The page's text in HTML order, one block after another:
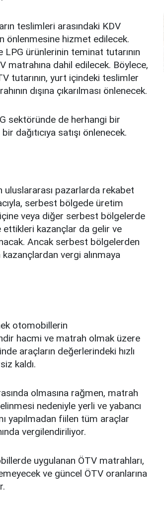
teslimleri arasındaki KDV
önlenmesine hizmet edilecek.
LPG ürünlerinin teminat tutarının
matrahına dahil edilecek. Böylece,
tutarının, yurt içindeki teslimler
dışına çıkarılması önlenecek.
sektöründe de herhangi bir
dağıtıcıya satışı önlenecek.
pazarlarda rekabet
serbest bölgede üretim
veya diğer serbest bölgelerde
ettikleri kazançlar da gelir ve
Ancak serbest bölgelerden
vergi alınmaya
otomobillerin
hacmi ve matrah olmak üzere
araçların değerlerindeki hızlı
kaldı.
olmasına rağmen, matrah
nedeniyle yerli ve yabancı
yapılmadan fiilen tüm araçlar
vergilendiriliyor.
uygulanan ÖTV matrahları,
ve güncel ÖTV oranlarına